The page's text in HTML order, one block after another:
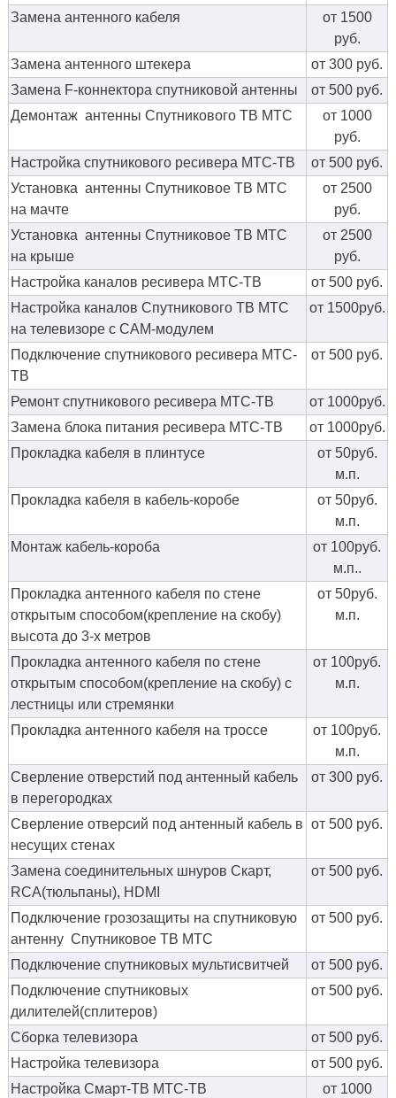
Замена антенного кабеля
от 1500
руб.
Замена антенного штекера
от 300 руб.
Замена F-коннектора спутниковой антенны
от 500 руб.
Демонтаж антенны Спутникового ТВ МТС
от 1000
руб.
Настройка спутникового ресивера МТС-ТВ
от 500 руб.
Установка антенны Спутниковое ТВ МТС
на мачте
от 2500
руб.
Установка антенны Спутниковое ТВ МТС
на крыше
от 2500
руб.
Настройка каналов ресивера МТС-ТВ
от 500 руб.
Настройка каналов Спутникового ТВ МТС
на телевизоре с CAM-модулем
от 1500руб.
Подключение спутникового ресивера МТС-
ТВ
от 500 руб.
Ремонт спутникового ресивера МТС-ТВ
от 1000руб.
Замена блока питания ресивера МТС-ТВ
от 1000руб.
Прокладка кабеля в плинтусе
от 50руб.
м.п.
Прокладка кабеля в кабель-коробе
от 50руб.
м.п.
Монтаж кабель-короба
от 100руб.
м.п..
Прокладка антенного кабеля по стене
открытым способом(крепление на скобу)
высота до 3-х метров
от 50руб.
м.п.
Прокладка антенного кабеля по стене
открытым способом(крепление на скобу) с
лестницы или стремянки
от 100руб.
м.п.
Прокладка антенного кабеля на троссе
от 100руб.
м.п.
Сверление отверстий под антенный кабель
в перегородках
от 300 руб.
Сверление отверсий под антенный кабель в
несущих стенах
от 500 руб.
Замена соединительных шнуров Скарт,
RCA(тюльпаны), HDMI
от 500 руб.
Подключение грозозащиты на спутниковую
антенну Спутниковое ТВ МТС
от 500 руб.
Подключение спутниковых мультисвитчей
от 500 руб.
Подключение спутниковых
дилителей(сплитеров)
от 500 руб.
Сборка телевизора
от 500 руб.
Настройка телевизора
от 500 руб.
Настройка Смарт-ТВ МТС-ТВ
от 1000